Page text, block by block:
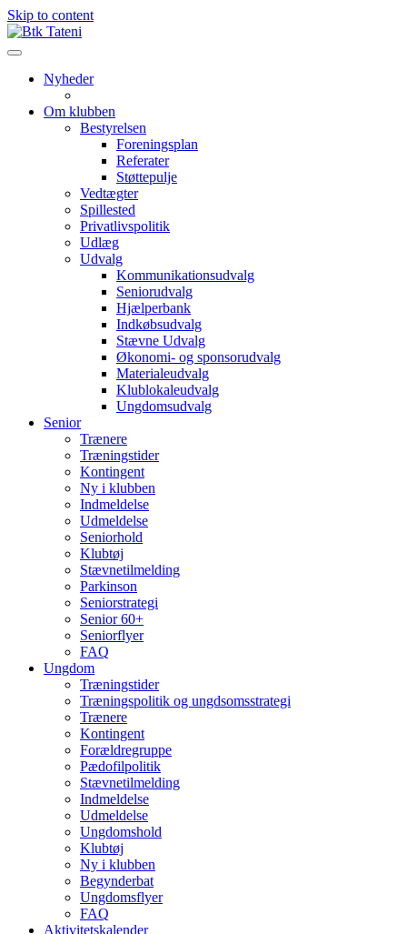
Skip to content
Nyheder
Om klubben
Bestyrelsen
Foreningsplan
Referater
Støttepulje
Vedtægter
Spillested
Privatlivspolitik
Udlæg
Udvalg
Kommunikationsudvalg
Seniorudvalg
Hjælperbank
Indkøbsudvalg
Stævne Udvalg
Økonomi- og sponsorudvalg
Materialeudvalg
Klublokaleudvalg
Ungdomsudvalg
Senior
Trænere
Træningstider
Kontingent
Ny i klubben
Indmeldelse
Udmeldelse
Seniorhold
Klubtøj
Stævnetilmelding
Parkinson
Seniorstrategi
Senior 60+
Seniorflyer
FAQ
Ungdom
Træningstider
Træningspolitik og ungdsomsstrategi
Trænere
Kontingent
Forældregruppe
Pædofilpolitik
Stævnetilmelding
Indmeldelse
Udmeldelse
Ungdomshold
Klubtøj
Ny i klubben
Begynderbat
Ungdomsflyer
FAQ
Aktivitetskalender